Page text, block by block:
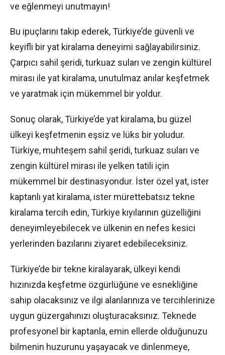
ve eğlenmeyi unutmayın!
Bu ipuçlarını takip ederek, Türkiye’de güvenli ve
keyifli bir yat kiralama deneyimi sağlayabilirsiniz.
Çarpıcı sahil şeridi, turkuaz suları ve zengin kültürel
mirası ile yat kiralama, unutulmaz anılar keşfetmek
ve yaratmak için mükemmel bir yoldur.
Sonuç olarak, Türkiye’de yat kiralama, bu güzel
ülkeyi keşfetmenin eşsiz ve lüks bir yoludur.
Türkiye, muhteşem sahil şeridi, turkuaz suları ve
zengin kültürel mirası ile yelken tatili için
mükemmel bir destinasyondur. İster özel yat, ister
kaptanlı yat kiralama, ister mürettebatsız tekne
kiralama tercih edin, Türkiye kıyılarının güzelliğini
deneyimleyebilecek ve ülkenin en nefes kesici
yerlerinden bazılarını ziyaret edebileceksiniz.
Türkiye’de bir tekne kiralayarak, ülkeyi kendi
hızınızda keşfetme özgürlüğüne ve esnekliğine
sahip olacaksınız ve ilgi alanlarınıza ve tercihlerinize
uygun güzergahınızı oluşturacaksınız. Teknede
profesyonel bir kaptanla, emin ellerde olduğunuzu
bilmenin huzurunu yaşayacak ve dinlenmeye,